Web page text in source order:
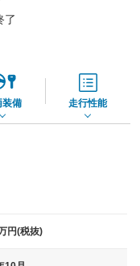
了
装備 走行性能
円(税抜)